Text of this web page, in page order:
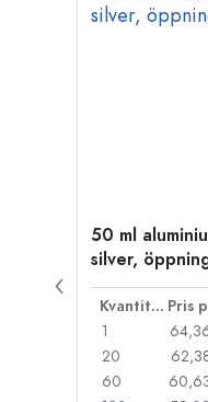
50 ml
silver,
Kvantitet
1
20
60